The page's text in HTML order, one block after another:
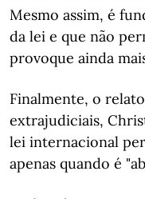
Mesmo assim, é
da lei e que não
provoque ainda
Finalmente, o
extrajudiciais,
lei internacional
apenas quando é